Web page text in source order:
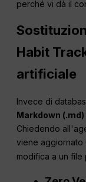
perché vi dà il
Habit
artificiale
Invece di
Markdown (.md)
Chiedendo
viene aggiornato
modifica a un file